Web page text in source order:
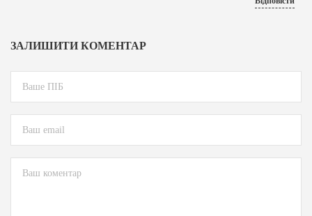
ЗАЛИШИТИ КОМЕНТАР